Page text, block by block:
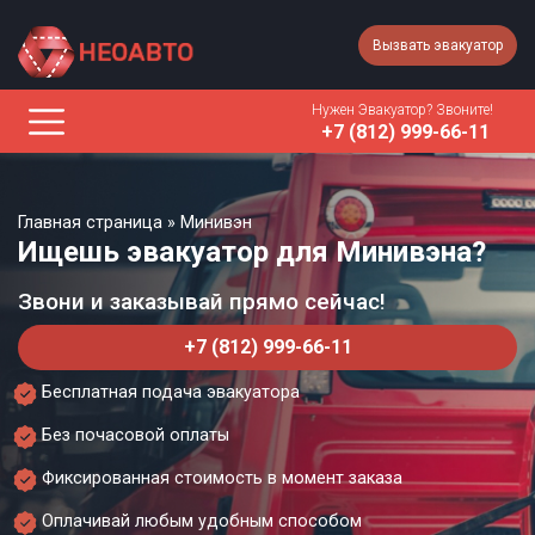
Вызвать эвакуатор
Нужен Эвакуатор? Звоните!
+7 (812) 999-66-11
Главная страница » Минивэн
Ищешь эвакуатор для Минивэна?
Звони и заказывай прямо сейчас!
+7 (812) 999-66-11
Бесплатная подача эвакуатора
Без почасовой оплаты
Фиксированная стоимость в момент заказа
Оплачивай любым удобным способом